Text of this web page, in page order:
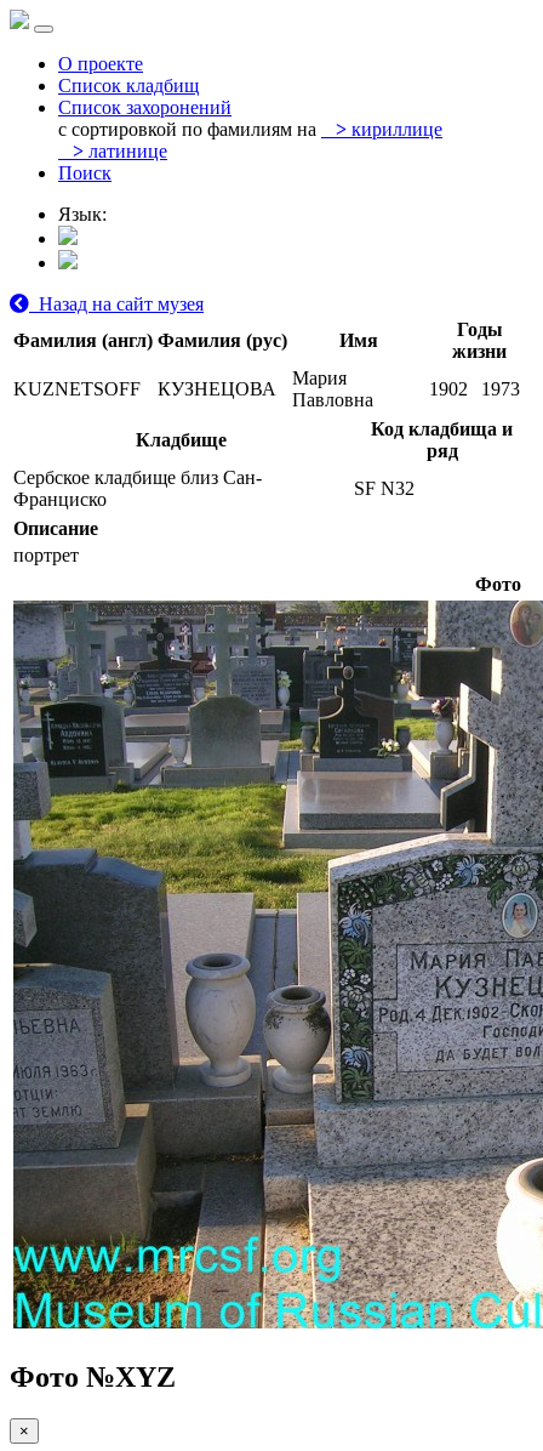
О проекте
Список кладбищ
Список захоронений
с сортировкой по фамилиям на
> кириллице
> латинице
Поиск
Язык:
Назад на сайт музея
Фамилия (англ) Фамилия (рус) Имя
Годы
жизни
KUZNETSOFF
КУЗНЕЦОВА
Мария
Павловна
1902 1973
Кладбище
Код кладбища и
ряд
Сербское кладбище близ Сан-
Франциско
SF N32
Описание
портрет
Фото
Фото №XYZ
×